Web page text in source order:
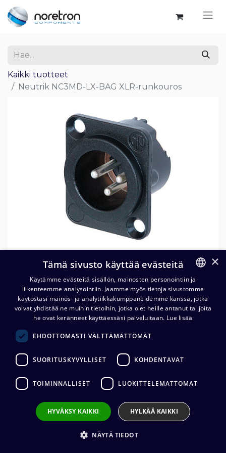
Kaikki tuotteet
Neutrik NC3MD-LX-BAG XLR-runkouros
Neutrik NC3MD-LX-BAG XLR-
runkouros
5,68
Liittimen valmistaja
Neutrik
Liittimen tyyppi:XLR3
Johdon kiinnitys:Juotos
FINNISH
ENGLISH
×
Tämä sivusto käyttää evästeitä
Käytämme evästeitä sisällön, mainosten personointiin ja
liikenteemme analysointiin. Jaamme myös tietoja sivustomme
käytöstäsi mainos- ja analytiikkakumppaneidemme kanssa, jotka
voivat yhdistää ne muihin tietoihin, jotka olet heille antanut tai joita
he ovat keränneet käyttäessäsi palveluitaan. Lue lisää
EHDOTTOMASTI VÄLTTÄMÄTTÖMÄT
SUORITUSKYVYLLISET KOHDENTAVAT
TOIMINNALLISET LUOKITTELEMATTOMAT
HYVÄKSY KAIKKI HYLKÄÄ KAIKKI
NÄYTÄ TIEDOT